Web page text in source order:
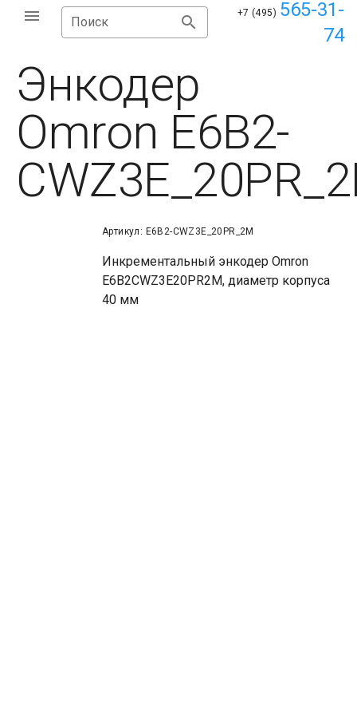
Поиск
+7 (495) 565-31-
74
Энкодер
Omron E6B2-
Артикул: E6B2-CWZ3E_20PR_2M
Инкрементальный энкодер Omron
E6B2CWZ3E20PR2M, диаметр корпуса
40 мм